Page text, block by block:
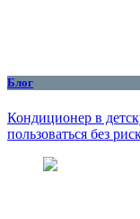
Блог
Кондиционер в
пользоваться без